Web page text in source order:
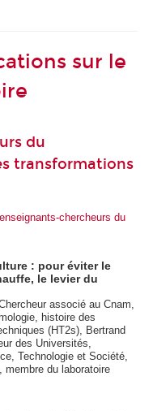
sur le
du
transformations
chercheurs du
: pour éviter le
le levier du
associé au Cnam,
histoire des
(HT2s), Bertrand
des Universités,
Technologie et Société,
membre du laboratoire